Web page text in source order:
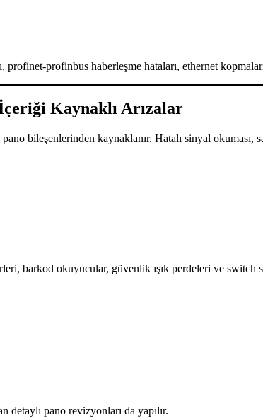
profinet-profinbus haberleşme hataları, ethernet
Kaynaklı Arızalar
pano bileşenlerinden kaynaklanır. Hatalı sinyal
barkod okuyucular, güvenlik ışık perdeleri ve
pano revizyonları da yapılır.